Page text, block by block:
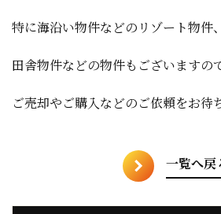
特に海沿い物件などのリゾート物件
田舎物件などの物件もございますので
ご売却やご購入などのご依頼をお待
一覧へ戻